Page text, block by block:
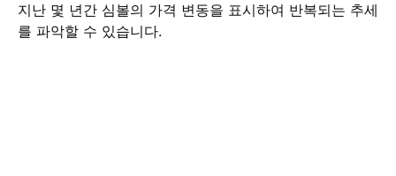
지난 몇 년간 심볼의 가격 변동을 표시하여 반복되는 추세
를 파악할 수 있습니다.